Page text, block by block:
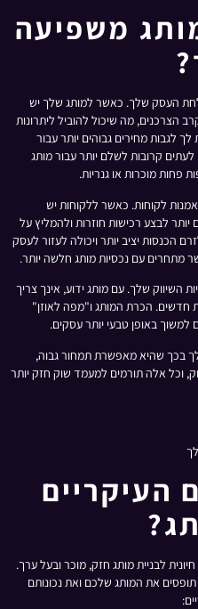
משפיעה
העסק שלך. כאשר למותג שלך יש
הצרכנים, מה שיכול להוביל ליתרונות
לגבות מחירים גבוהים יותר עבור
קרובות לשלם יותר עבור מותג
פחות מוכרות או גנריות.
לקוחות. כאשר ללקוחות יש
לבצע רכישות חוזרות ולהמליץ על
הכנסות יציב יותר ויכולה לעזור לעסק
מתחרים עם נכסיות מותג חלשה יותר.
השיווק שלך. עם מותג ידוע, אינך צריך
חדשים. הכרת המותג ו"מפה לאוזן"
למשוך באופן טבעי יותר עסקים.
בכך שהיא מאפשרת תמחור גבוה,
וכל אלה תורמים למעמד שוק חזק יותר
העיקריים
לבניית מותג חזק, מוכר ובעל ערך.
את המותג שלכם ואת נכונותם